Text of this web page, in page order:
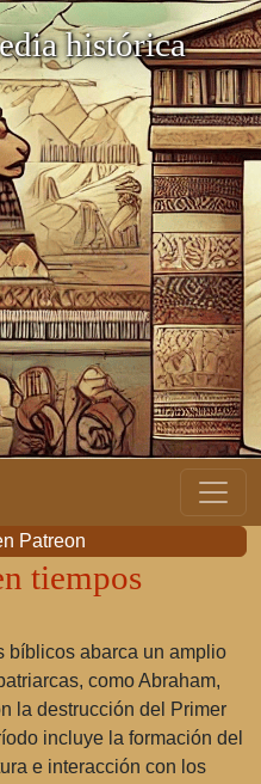
histórica
Patreon
tiempos
bíblicos abarca un amplio
como Abraham,
la destrucción del Primer
incluye la formación del
e interacción con los